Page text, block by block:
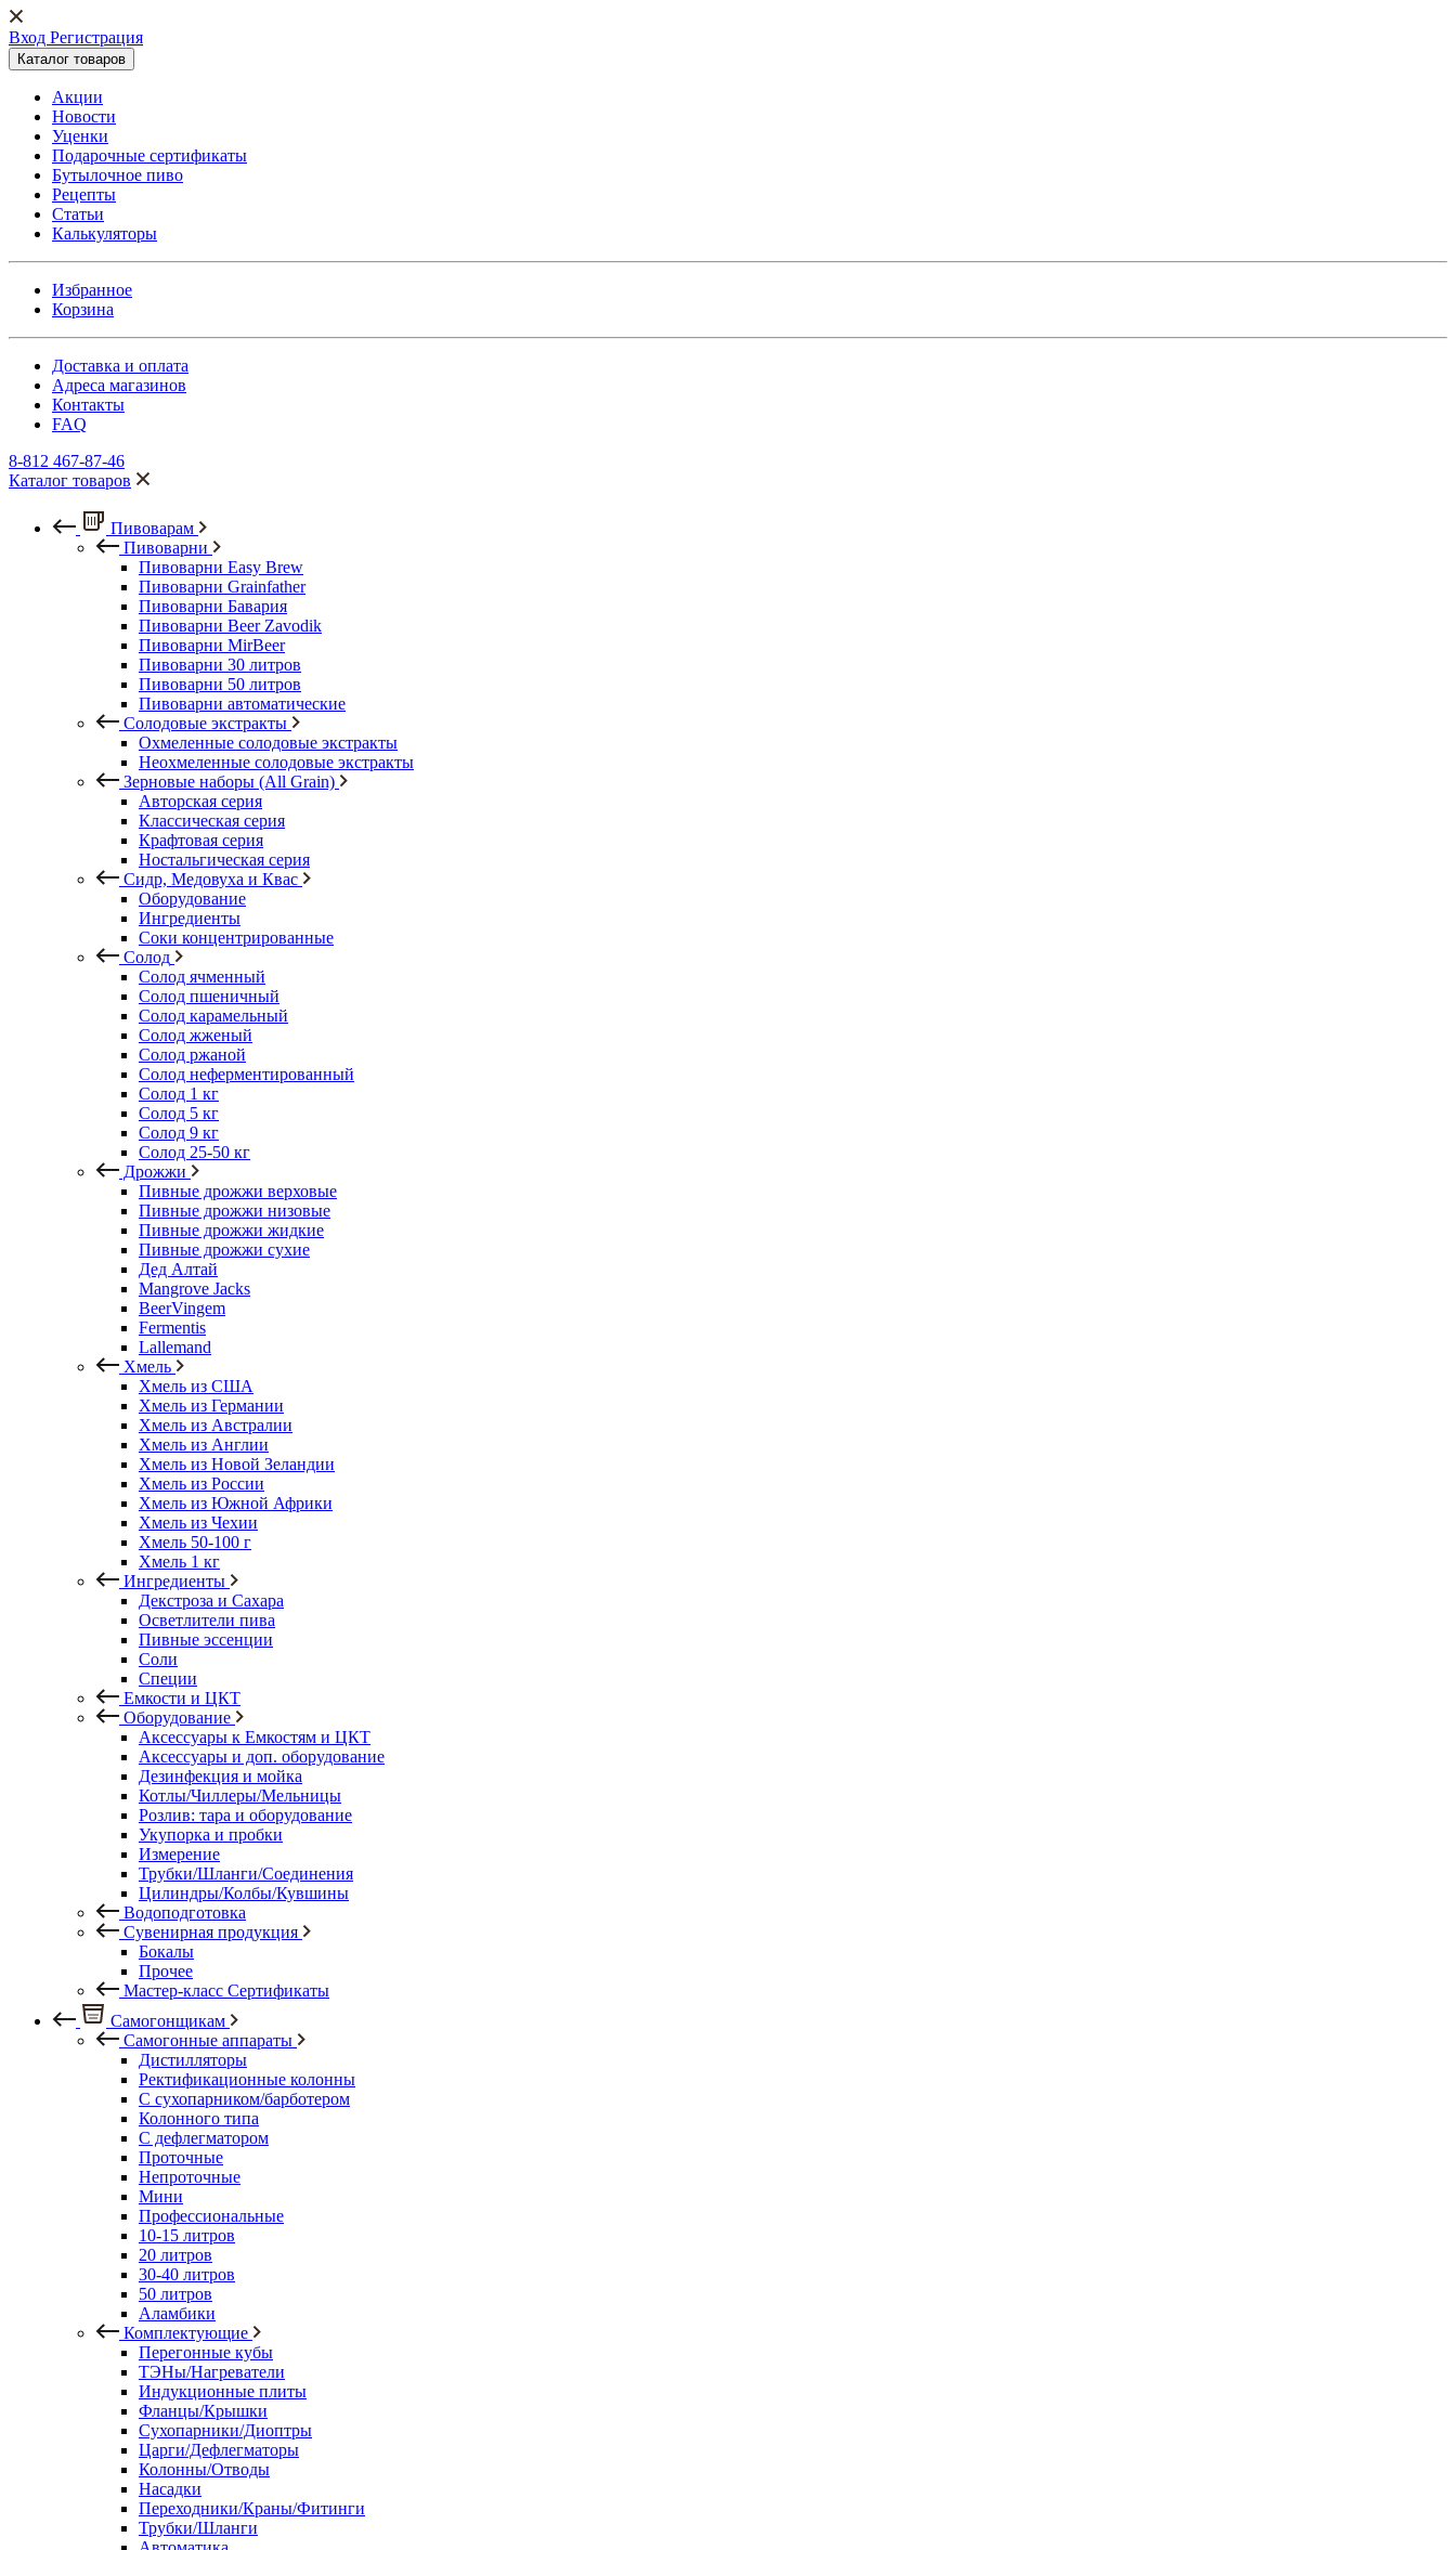
Вход Регистрация
Каталог товаров
Акции
Новости
Уценки
Подарочные сертификаты
Бутылочное пиво
Рецепты
Статьи
Калькуляторы
Избранное
Корзина
Доставка и оплата
Адреса магазинов
Контакты
FAQ
8-812 467-87-46
Каталог товаров
Пивоварам
Пивоварни
Пивоварни Easy Brew
Пивоварни Grainfather
Пивоварни Бавария
Пивоварни Beer Zavodik
Пивоварни MirBeer
Пивоварни 30 литров
Пивоварни 50 литров
Пивоварни автоматические
Солодовые экстракты
Охмеленные солодовые экстракты
Неохмеленные солодовые экстракты
Зерновые наборы (All Grain)
Авторская серия
Классическая серия
Крафтовая серия
Ностальгическая серия
Сидр, Медовуха и Квас
Оборудование
Ингредиенты
Соки концентрированные
Солод
Солод ячменный
Солод пшеничный
Солод карамельный
Солод жженый
Солод ржаной
Солод неферментированный
Солод 1 кг
Солод 5 кг
Солод 9 кг
Солод 25-50 кг
Дрожжи
Пивные дрожжи верховые
Пивные дрожжи низовые
Пивные дрожжи жидкие
Пивные дрожжи сухие
Дед Алтай
Mangrove Jacks
BeerVingem
Fermentis
Lallemand
Хмель
Хмель из США
Хмель из Германии
Хмель из Австралии
Хмель из Англии
Хмель из Новой Зеландии
Хмель из России
Хмель из Южной Африки
Хмель из Чехии
Хмель 50-100 г
Хмель 1 кг
Ингредиенты
Декстроза и Сахара
Осветлители пива
Пивные эссенции
Соли
Специи
Емкости и ЦКТ
Оборудование
Аксессуары к Емкостям и ЦКТ
Аксессуары и доп. оборудование
Дезинфекция и мойка
Котлы/Чиллеры/Мельницы
Розлив: тара и оборудование
Укупорка и пробки
Измерение
Трубки/Шланги/Соединения
Цилиндры/Колбы/Кувшины
Водоподготовка
Сувенирная продукция
Бокалы
Прочее
Мастер-класс Сертификаты
Самогонщикам
Самогонные аппараты
Дистилляторы
Ректификационные колонны
С сухопарником/барботером
Колонного типа
С дефлегматором
Проточные
Непроточные
Мини
Профессиональные
10-15 литров
20 литров
30-40 литров
50 литров
Аламбики
Комплектующие
Перегонные кубы
ТЭНы/Нагреватели
Индукционные плиты
Фланцы/Крышки
Сухопарники/Диоптры
Царги/Дефлегматоры
Колонны/Отводы
Насадки
Переходники/Краны/Фитинги
Трубки/Шланги